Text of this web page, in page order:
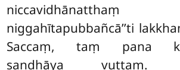
niccavidhānatthaṃ
niggahītapubbañcā’’ti
Saccaṃ, taṃ pana
sandhāya